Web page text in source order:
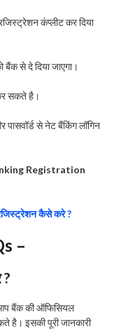
कंप्लीट कर दिया
से दे दिया जाएगा।
सकते है।
से नेट बैंकिंग लॉगिन
Registration
कैसे करे ?
–
बैंक की ऑफिसियल
है। इसकी पूरी जानकारी